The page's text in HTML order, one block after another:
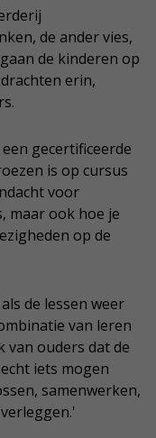
de ander vies,
de kinderen op
erin,
gecertificeerde
is op cursus
voor
maar ook hoe je
op de
de lessen weer
van leren
van ouders dat de
iets mogen
samenwerken,